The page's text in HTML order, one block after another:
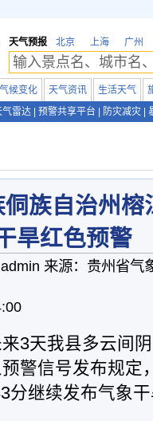
天气预报 北京 上海 广州
气候变化 天气资讯 生活天气
气雷达 预警共享平台 防灾减灾
族自治州榕
旱红色预警
来源：贵州省气
3天我县多云间
警信号发布规定
分继续发布气象